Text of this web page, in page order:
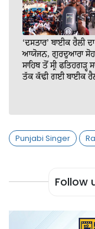
‘ਦਸਤਾਰ’ ਬਾਈਕ ਰੈਲੀ ਦਾ
ਆਯੋਜਨ, ਗੁਰਦੁਆਰਾ
ਸਾਹਿਬ ਤੋਂ ਸ੍ਰੀ ਫਤਿਹਗੜ੍ਹ
ਤੱਕ ਕੱਢੀ ਗਈ ਬਾਈਕ
Punjabi Singer
Follow